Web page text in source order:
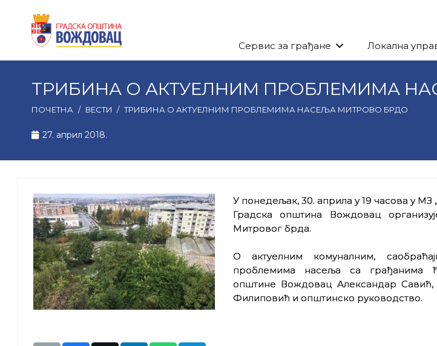
Сервис за грађане Локална
ТРИБИНА О АКТУЕЛНИМ ПРОБЛЕМИМА
ПОЧЕТНА / ВЕСТИ / ТРИБИНА О АКТУЕЛНИМ ПРОБЛЕМИМА НАСЕЉА МИТРОВО БРДО
27. април 2018.
У понедељак, 30. априла у 19 часова у
Градска општина Вождовац
Митровог брда.
О актуелним комуналним,
проблемима насеља са грађанима
општине Вождовац Александар
Филиповић и општинско руководство.